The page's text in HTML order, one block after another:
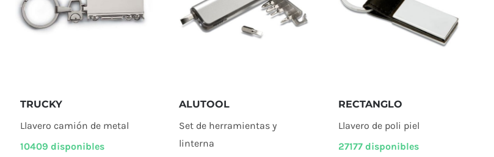
TRUCKY
Llavero camión de metal
10409 disponibles
ALUTOOL
Set de herramientas y
linterna
RECTANGLO
Llavero de poli piel
27177 disponibles